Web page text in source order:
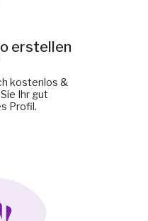
erstellen
kostenlos &
Ihr gut
Profil.